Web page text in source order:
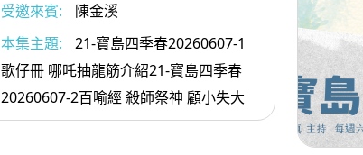
受邀來賓:
陳金溪
本集主題:
21-寶島四季春20260607-1
歌仔冊 哪吒抽龍筋介紹21-寶島四季春
20260607-2百喻經 殺師祭神 顧小失大